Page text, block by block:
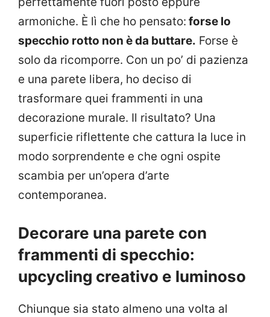
armoniche. È lì che ho pensato: forse lo
specchio rotto non è da buttare. Forse è
solo da ricomporre. Con un po’ di pazienza
e una parete libera, ho deciso di
trasformare quei frammenti in una
decorazione murale. Il risultato? Una
superficie riflettente che cattura la luce in
modo sorprendente e che ogni ospite
scambia per un’opera d’arte
contemporanea.
Decorare una parete con
frammenti di specchio:
upcycling creativo e luminoso
Chiunque sia stato almeno una volta al